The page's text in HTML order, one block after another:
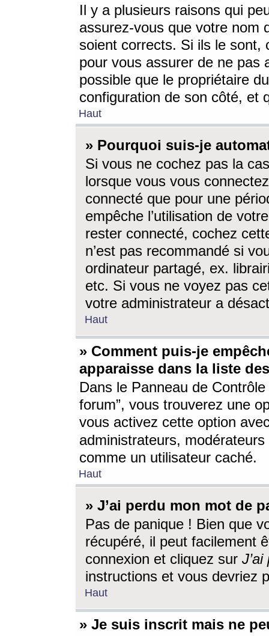
Il y a plusieurs raisons qui
assurez-vous que votre nom
soient corrects. Si ils le sont,
pour vous assurer de ne pas
possible que le propriétaire
configuration de son côté, et
Haut
» Pourquoi suis-je
Si vous ne cochez pas la
lorsque vous vous
connecté que pour une
empêche l’utilisation de
rester connecté, cochez
n’est pas recommandé si
ordinateur partagé, ex.
etc. Si vous ne voyez pas
votre administrateur a
Haut
» Comment puis-je
apparaisse dans la liste
Dans le Panneau de
forum”, vous trouverez une
vous activez cette option
administrateurs,
comme un utilisateur caché.
Haut
» J’ai perdu mon mot de
Pas de panique ! Bien que
récupéré, il peut facilement
connexion et cliquez sur
instructions et vous devriez
Haut
» Je suis inscrit mais ne